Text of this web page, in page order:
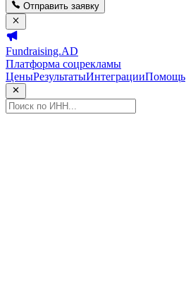
Отправить заявку
Fundraising.AD
Платформа соцрекламы
ЦеныРезультатыИнтеграцииПомощь